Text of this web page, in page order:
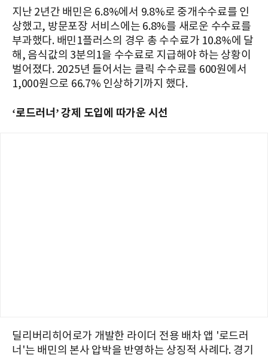
지난 2년간 배민은 6.8%에서 9.8%로 중개수수료를 인
상했고, 방문포장 서비스에는 6.8%를 새로운 수수료를
부과했다. 배민1플러스의 경우 총 수수료가 10.8%에 달
해, 음식값의 3분의1을 수수료로 지급해야 하는 상황이
벌어졌다. 2025년 들어서는 클릭 수수료를 600원에서
1,000원으로 66.7% 인상하기까지 했다.
‘로드러너’ 강제 도입에 따가운 시선
딜리버리히어로가 개발한 라이더 전용 배차 앱 '로드러
너'는 배민의 본사 압박을 반영하는 상징적 사례다. 경기